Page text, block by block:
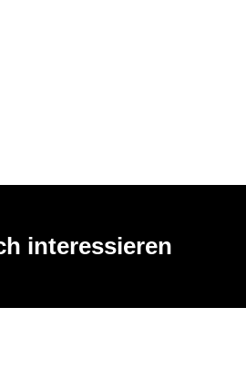
interessieren